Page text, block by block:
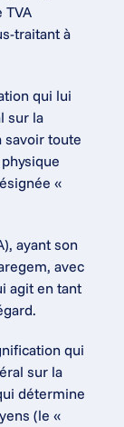
TVA
traitant à
qui lui
sur la
savoir toute
«
ayant son
avec
agit en tant
qui
sur la
détermine
(le «